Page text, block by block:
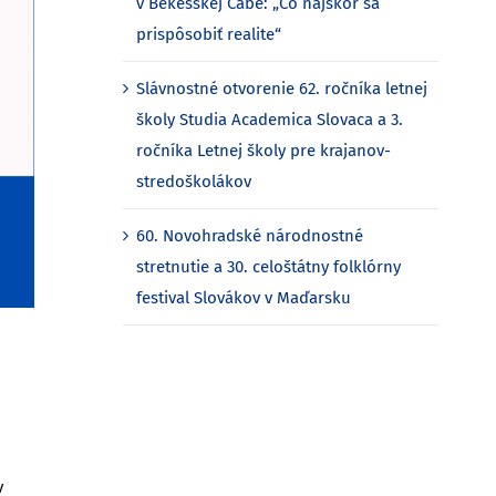
prispôsobiť realite“
Slávnostné otvorenie 62. ročníka letnej
školy Studia Academica Slovaca a 3.
ročníka Letnej školy pre krajanov-
stredoškolákov
60. Novohradské národnostné
stretnutie a 30. celoštátny folklórny
festival Slovákov v Maďarsku